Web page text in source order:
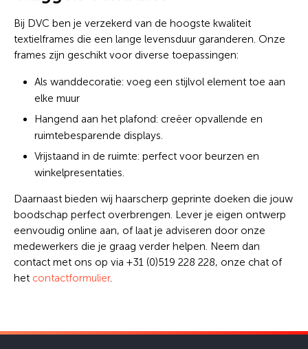
Bij DVC ben je verzekerd van de hoogste kwaliteit
textielframes die een lange levensduur garanderen. Onze
frames zijn geschikt voor diverse toepassingen:
Als wanddecoratie: voeg een stijlvol element toe aan
elke muur
Hangend aan het plafond: creëer opvallende en
ruimtebesparende displays.
Vrijstaand in de ruimte: perfect voor beurzen en
winkelpresentaties.
Daarnaast bieden wij haarscherp geprinte doeken die jouw
boodschap perfect overbrengen. Lever je eigen ontwerp
eenvoudig online aan, of laat je adviseren door onze
medewerkers die je graag verder helpen. Neem dan
contact met ons op via +31 (0)519 228 228, onze chat of
het contactformulier.